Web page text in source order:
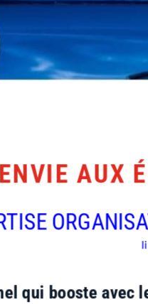
AUX
qui booste avec